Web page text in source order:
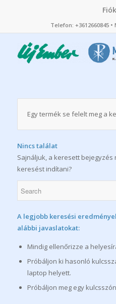
Telefon: +3612660845
Egy termék se felelt meg a
Nincs találat
Sajnáljuk, a keresett
keresést indítani?
A legjobb keresési
alábbi javaslatokat:
Mindig ellenőrizze a
Próbáljon ki hasonló
laptop helyett.
Próbáljon meg egy